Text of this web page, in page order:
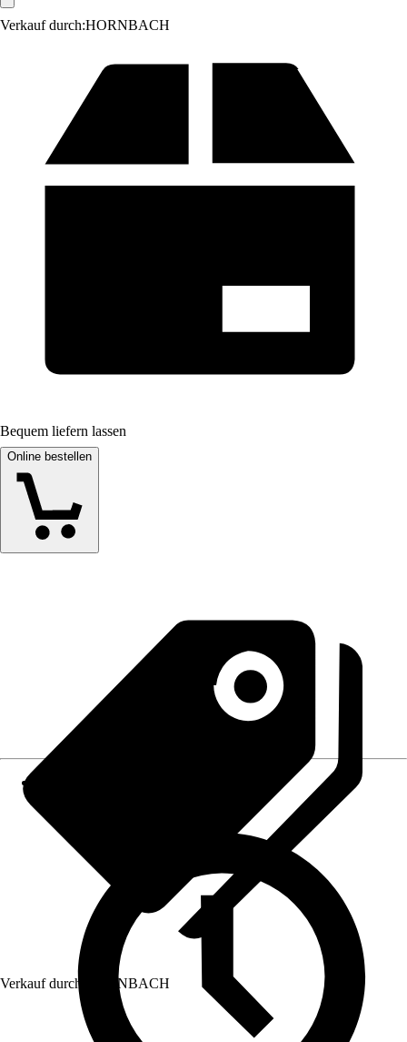
Verkauf durch:HORNBACH
Bequem liefern lassen
Online bestellen
Verkauf durch: HORNBACH